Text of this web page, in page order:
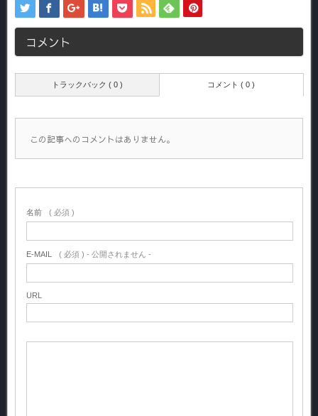
コメント
トラックバック ( 0 ) コメント ( 0 )
この記事へのコメントはありません。
名前 ( 必須 )
E-MAIL ( 必須 ) - 公開されません -
URL